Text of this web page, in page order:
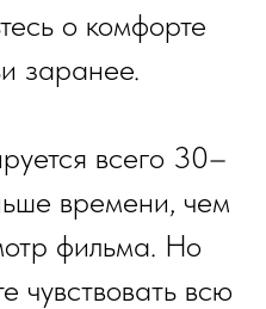
о комфорте
заранее.
всего 30–
времени, чем
фильма. Но
чувствовать всю